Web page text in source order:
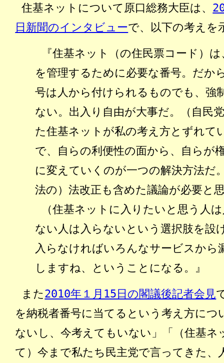
住基ネットについて原口総務大臣は、
日新聞のインタビューで、以下の考えを
『住基ネット（の住民票コード）
を管理するために必要な番号。だか
号は人から付けられるものでも、強
ない。出入り自由が大事だ。（自民
た住基ネットが私の考え方とずれて
で、自らの利便性の面から、自らが
に変えていくのが一つの解決方法だ
法の）法改正も含めた議論が必要と
（住基ネットに入りたいと思う人
ない人は入らないという選択肢を設
入らなければいろんなサービスから
しますね、ということになる。』
また 2010年１月15日の閣議後記者会見
を納税者番号に当てるという考え方につ
ないし、今考えてもいない」「（住基ネ
て）今まで私たち民主党で言ってきた、